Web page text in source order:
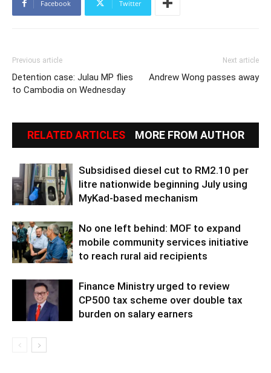
Facebook Twitter
Previous article
Detention case: Julau MP flies
to Cambodia on Wednesday
Next article
Andrew Wong passes away
RELATED ARTICLES MORE FROM AUTHOR
Subsidised diesel cut to RM2.10 per
litre nationwide beginning July using
MyKad‑based mechanism
No one left behind: MOF to expand
mobile community services initiative
to reach rural aid recipients
Finance Ministry urged to review
CP500 tax scheme over double tax
burden on salary earners